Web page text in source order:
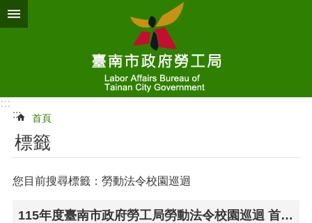
跳到主要內容區塊
:::
:::
首頁
標籤
您目前搜尋標籤：勞動法令校園巡迴
115年度臺南市政府勞工局勞動法令校園巡迴 首場劇團展演玉井國小登場